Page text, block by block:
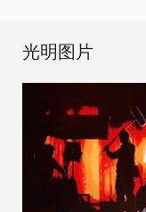
光明图片